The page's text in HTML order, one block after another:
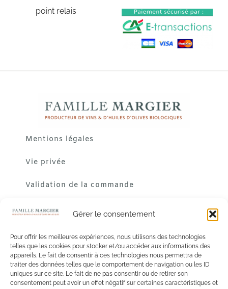
Gérer le consentement
Pour offrir les meilleures expériences, nous utilisons des technologies
telles que les cookies pour stocker et/ou accéder aux informations des
appareils. Le fait de consentir à ces technologies nous permettra de
traiter des données telles que le comportement de navigation ou les ID
uniques sur ce site. Le fait de ne pas consentir ou de retirer son
consentement peut avoir un effet négatif sur certaines caractéristiques et
point relais
Mentions légales
Vie privée
Validation de la commande